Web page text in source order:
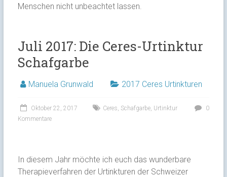
Menschen nicht unbeachtet lassen.
Juli 2017: Die Ceres-Urtinktur
Schafgarbe
Manuela Grunwald 2017 Ceres Urtinkturen
Oktober 22, 2017 Ceres Schafgarbe, Urtinktur
0
Kommentare
In diesem Jahr möchte ich euch das wunderbare
Therapieverfahren der Urtinkturen der Schweizer